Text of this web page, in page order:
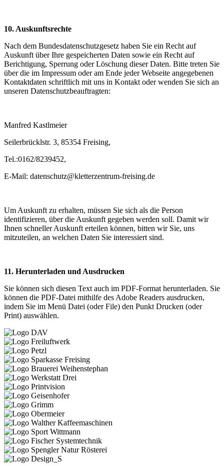
10. Auskunftsrechte
Nach dem Bundesdatenschutzgesetz haben Sie ein Recht auf
Auskunft über Ihre gespeicherten Daten sowie ein Recht auf
Berichtigung, Sperrung oder Löschung dieser Daten. Bitte treten Sie
über die im Impressum oder am Ende jeder Webseite angegebenen
Kontaktdaten schriftlich mit uns in Kontakt oder wenden Sie sich an
unseren Datenschutzbeauftragten:
Manfred Kastlmeier
Seilerbrücklstr. 3, 85354 Freising,
Tel.:0162/8239452,
E-Mail: datenschutz@kletterzentrum-freising.de
Um Auskunft zu erhalten, müssen Sie sich als die Person
identifizieren, über die Auskunft gegeben werden soll. Damit wir
Ihnen schneller Auskunft erteilen können, bitten wir Sie, uns
mitzuteilen, an welchen Daten Sie interessiert sind.
11. Herunterladen und Ausdrucken
Sie können sich diesen Text auch im PDF-Format herunterladen. Sie
können die PDF-Datei mithilfe des Adobe Readers ausdrucken,
indem Sie im Menü Datei (oder File) den Punkt Drucken (oder
Print) auswählen.